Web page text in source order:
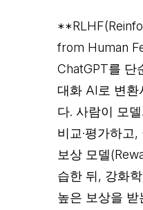
from Human
ChatGPT를 단
대화 AI로 변환
다. 사람이 모
비교·평가하고
보상 모델
습한 뒤, 강화
높은 보상을